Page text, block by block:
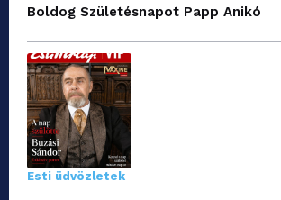
Boldog Születésnapot Papp Anikó
Esti üdvözletek